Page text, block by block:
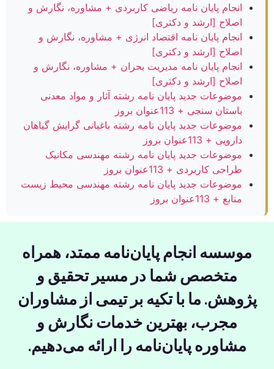
انجام پایان نامه ریاضی کاربردی + مشاوره، نگارش و
اصلاح [ارشد و دکتری]
انجام پایان نامه اقتصاد انرژی + مشاوره، نگارش و
اصلاح [ارشد و دکتری]
انجام پایان نامه مدیریت بحران + مشاوره، نگارش و
اصلاح [ارشد و دکتری]
موضوعات جدید پایان نامه رشته آثار و مواد معدنی
باستان سنجی + 113عنوان بروز
موضوعات جدید پایان نامه رشته باغبانی گرایش گیاهان
دارویی + 113عنوان بروز
موضوعات جدید پایان نامه رشته مهندسی مکانیک
طراحی کاربردی + 113عنوان بروز
موضوعات جدید پایان نامه رشته مهندسی محیط زیست
منابع + 113عنوان بروز
موسسه انجام پایان‌نامه ممتد، همراه
متخصص شما در مسیر تحقیق و
پژوهش. ما با تکیه بر تیمی از مشاوران
مجرب، بهترین خدمات نگارش و
مشاوره پایان‌نامه را ارائه می‌دهیم.